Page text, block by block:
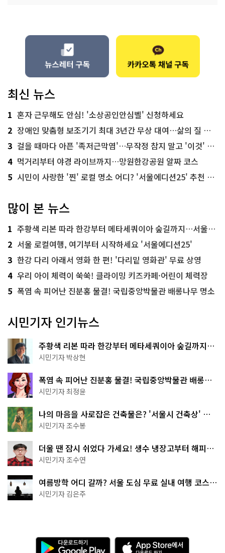
최신 뉴스
1 혼자 근무해도 안심! '소상공인안심벨' 신청하세요
2 장애인 맞춤형 보조기기 최대 3년간 무상 대여…삶의 질 높인다
3 걸을 때마다 아픈 '족저근막염'…무작정 참지 말고 '이것' 해보세요!
4 먹거리부터 야경 라이브까지…망원한강공원 알짜 코스
5 시민이 사랑한 '찐' 로컬 명소 어디? '서울에디션25' 추천 코스
많이 본 뉴스
1 주황색 리본 따라 한강부터 메타세쿼이아 숲길까지…서울둘레길 15코스
2 서울 로컬여행, 여기부터 시작하세요 '서울에디션25'
3 한강 다리 아래서 영화 한 편! '다리밑 영화관' 무료 상영
4 우리 아이 체력이 쑥쑥! 클라이밍 키즈카페·어린이 체력장
5 폭염 속 피어난 진분홍 물결! 국립중앙박물관 배롱나무 명소
시민기자 인기뉴스
주황색 리본 따라 한강부터 메타세쿼이아 숲길까지…
서울둘레길 15코스
시민기자 박상현
폭염 속 피어난 진분홍 물결! 국립중앙박물관 배롱나
무 명소
시민기자 최정윤
나의 마음을 사로잡은 건축물은? '서울시 건축상' 수
상작 공개!
시민기자 조수봉
더울 땐 잠시 쉬었다 가세요! 생수 냉장고부터 해피소
·무더위쉼터까지
시민기자 조수연
여름방학 어디 갈까? 서울 도심 무료 실내 여행 코스
추천
시민기자 김은주
다
운
A
p